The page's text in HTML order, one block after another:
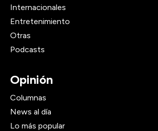
Internacionales
Entretenimiento
Otras
Podcasts
Opinión
Columnas
News al día
Lo más popular